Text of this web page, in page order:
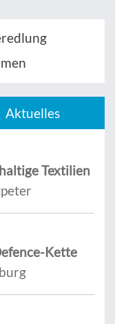
Aktuelles
Textilien
Kette